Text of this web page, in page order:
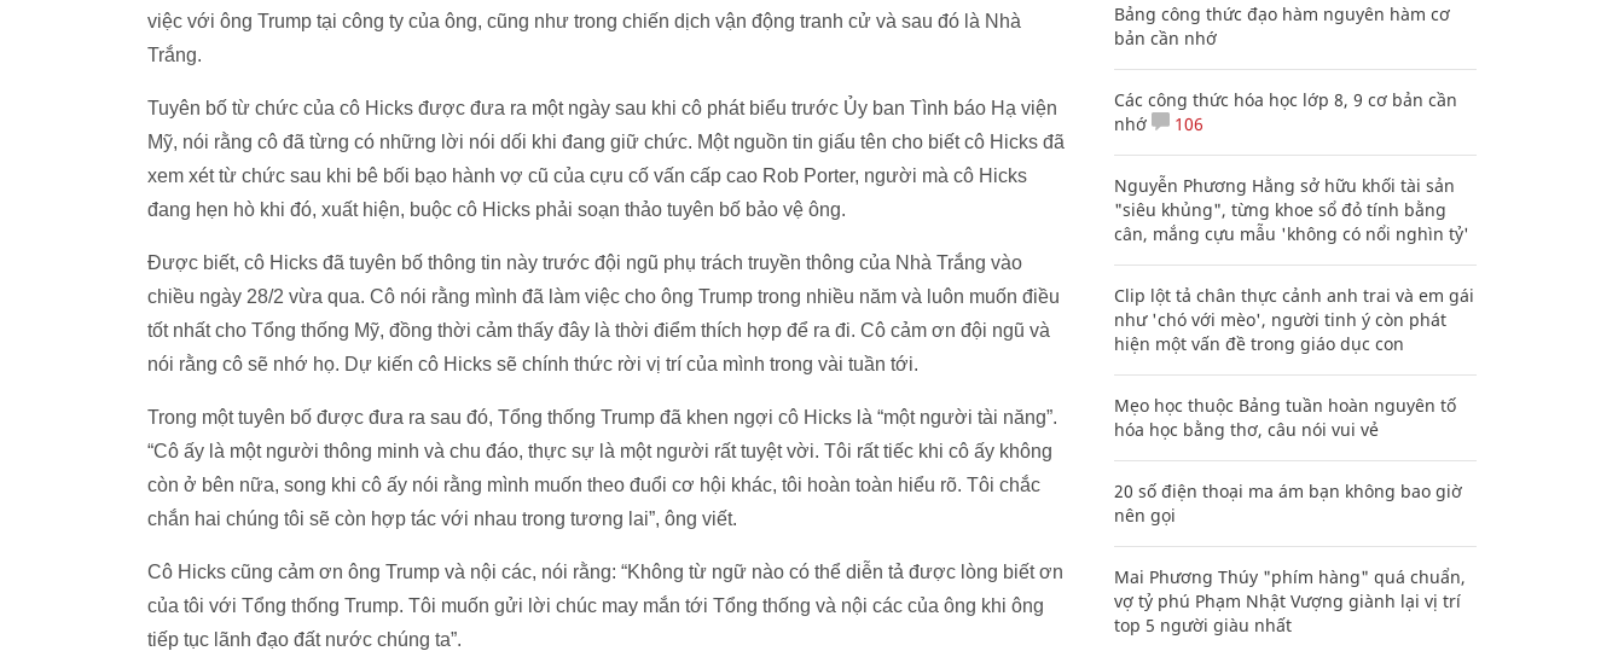
việc với ông Trump tại công ty của ông, cũng như trong chiến dịch vận động tranh cử và sau đó là Nhà
Trắng.
Tuyên bố từ chức của cô Hicks được đưa ra một ngày sau khi cô phát biểu trước Ủy ban Tình báo Hạ viện
Mỹ, nói rằng cô đã từng có những lời nói dối khi đang giữ chức. Một nguồn tin giấu tên cho biết cô Hicks đã
xem xét từ chức sau khi bê bối bạo hành vợ cũ của cựu cố vấn cấp cao Rob Porter, người mà cô Hicks
đang hẹn hò khi đó, xuất hiện, buộc cô Hicks phải soạn thảo tuyên bố bảo vệ ông.
Được biết, cô Hicks đã tuyên bố thông tin này trước đội ngũ phụ trách truyền thông của Nhà Trắng vào
chiều ngày 28/2 vừa qua. Cô nói rằng mình đã làm việc cho ông Trump trong nhiều năm và luôn muốn điều
tốt nhất cho Tổng thống Mỹ, đồng thời cảm thấy đây là thời điểm thích hợp để ra đi. Cô cảm ơn đội ngũ và
nói rằng cô sẽ nhớ họ. Dự kiến cô Hicks sẽ chính thức rời vị trí của mình trong vài tuần tới.
Trong một tuyên bố được đưa ra sau đó, Tổng thống Trump đã khen ngợi cô Hicks là “một người tài năng”.
“Cô ấy là một người thông minh và chu đáo, thực sự là một người rất tuyệt vời. Tôi rất tiếc khi cô ấy không
còn ở bên nữa, song khi cô ấy nói rằng mình muốn theo đuổi cơ hội khác, tôi hoàn toàn hiểu rõ. Tôi chắc
chắn hai chúng tôi sẽ còn hợp tác với nhau trong tương lai”, ông viết.
Cô Hicks cũng cảm ơn ông Trump và nội các, nói rằng: “Không từ ngữ nào có thể diễn tả được lòng biết ơn
của tôi với Tổng thống Trump. Tôi muốn gửi lời chúc may mắn tới Tổng thống và nội các của ông khi ông
tiếp tục lãnh đạo đất nước chúng ta”.
Bảng công thức đạo hàm nguyên hàm cơ
bản cần nhớ
Các công thức hóa học lớp 8, 9 cơ bản cần
nhớ
106
Nguyễn Phương Hằng sở hữu khối tài sản
"siêu khủng", từng khoe sổ đỏ tính bằng
cân, mắng cựu mẫu 'không có nổi nghìn tỷ'
Clip lột tả chân thực cảnh anh trai và em gái
như 'chó với mèo', người tinh ý còn phát
hiện một vấn đề trong giáo dục con
Mẹo học thuộc Bảng tuần hoàn nguyên tố
hóa học bằng thơ, câu nói vui vẻ
20 số điện thoại ma ám bạn không bao giờ
nên gọi
Mai Phương Thúy "phím hàng" quá chuẩn,
vợ tỷ phú Phạm Nhật Vượng giành lại vị trí
top 5 người giàu nhất